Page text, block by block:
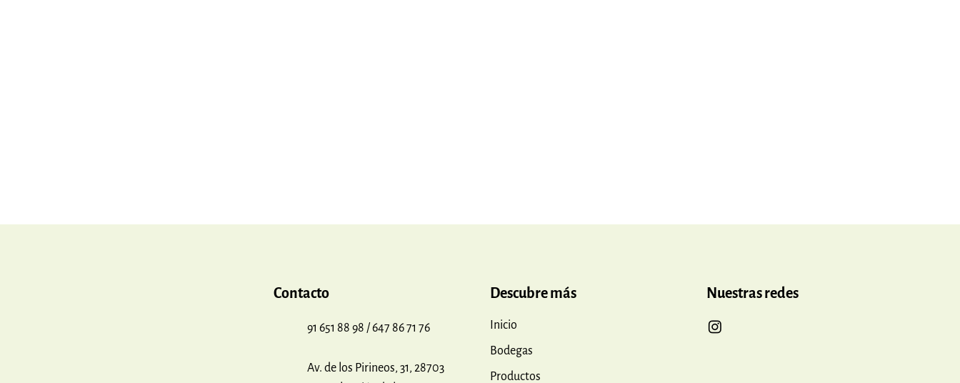
Contacto
91 651 88 98 / 647 86 71 76
Av. de los Pirineos, 31, 28703
Descubre más
Inicio
Bodegas
Productos
Nuestras redes